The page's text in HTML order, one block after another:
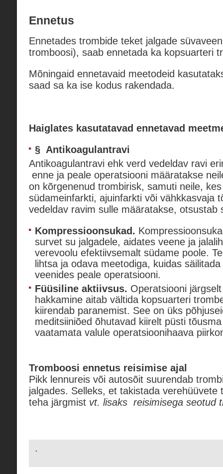
Ennetus
Ennetades trombide teket jalgade
tromboosi), saab ennetada ka kopsuarteri
Mõningaid ennetavaid meetodeid
saad sa ka ise kodus rakendada.
Haiglates kasutatavad ennetavad
§ Antikoagulantravi
Antikoagulantravi ehk verd vedeldav ravi
enne ja peale operatsiooni määratakse
on kõrgenenud trombirisk, samuti neile,
südameinfarkti, ajuinfarkti või vähkkasvaja
vedeldav ravim sulle määratakse, otsustab
Kompressioonsukad.
survet su jalgadele, aidates veene ja
verevoolu efektiivsemalt südame poole.
lihtsa ja odava meetodiga, kuidas
veenides peale operatsiooni.
Füüsiline aktiivsus. Operatsiooni
hakkamine aitab vältida kopsuarteri
kiirendab paranemist. See on üks
meditsiiniõed õhutavad kiirelt püsti
vaatamata valule operatsioonihaava
Tromboosi ennetus reisimise ajal
Pikk lennureis või autosõit suurendab
jalgades. Selleks, et takistada verehüüvete
teha järgmist vt. lisaks reisimisega seotud
.